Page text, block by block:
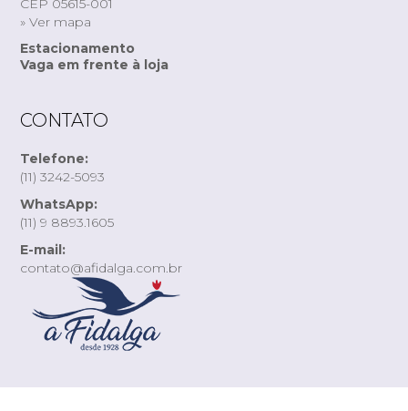
CEP 05615-001
» Ver mapa
Estacionamento
Vaga em frente à loja
CONTATO
Telefone:
(11) 3242-5093
WhatsApp:
(11) 9 8893.1605
E-mail:
contato@afidalga.com.br